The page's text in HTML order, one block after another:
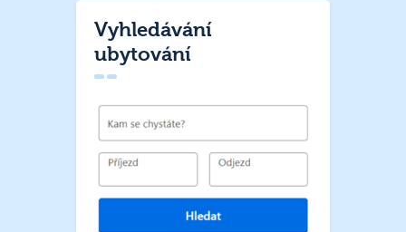
Vyhledávání
ubytování